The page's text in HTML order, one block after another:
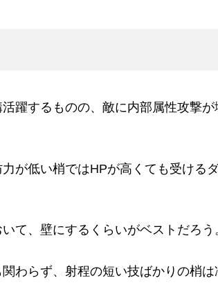
躍するものの、敵に内部属性攻撃が
が低い梢ではHPが高くても受ける
て、壁にするくらいがベストだろう
わらず、射程の短い技ばかりの梢